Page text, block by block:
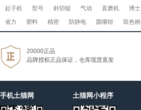
起子机
型号 斜切锯 气动 直磨机 博士
省力
塑料 精密 防静电 圆嘴钳 双色柄
20000正品
品牌授权正品保证，仓库现货直发
手机土猫网 土猫网小程序